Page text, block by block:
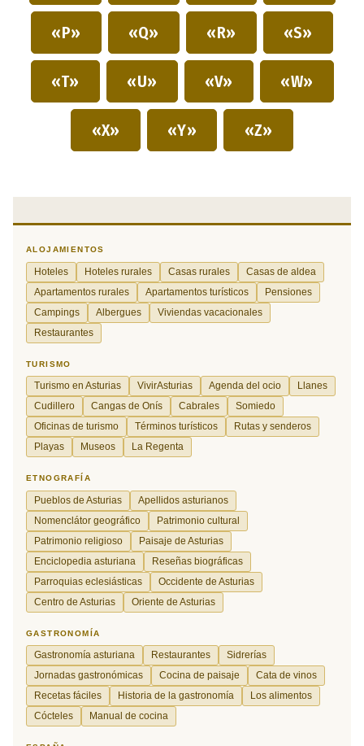
«P» «Q» «R» «S»
«T» «U» «V» «W»
«X» «Y» «Z»